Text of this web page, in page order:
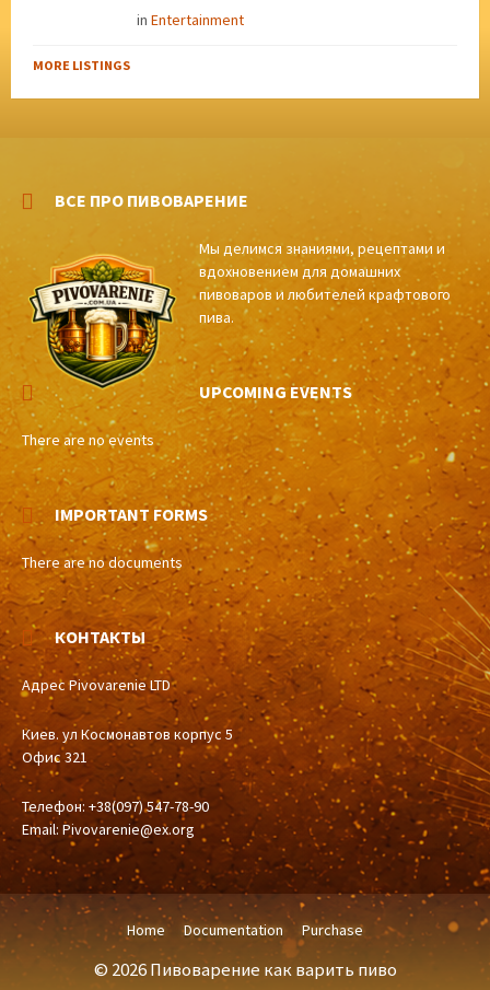
in Entertainment
MORE LISTINGS
ВСЕ ПРО ПИВОВАРЕНИЕ
Мы делимся знаниями, рецептами и
вдохновением для домашних
пивоваров и любителей крафтового
пива.
UPCOMING EVENTS
There are no events
IMPORTANT FORMS
There are no documents
КОНТАКТЫ
Адрес Pivovarenie LTD
Киев. ул Космонавтов корпус 5
Офис 321
Телефон: +38(097) 547-78-90
Email: Pivovarenie@ex.org
Home Documentation Purchase
© 2026 Пивоварение как варить пиво